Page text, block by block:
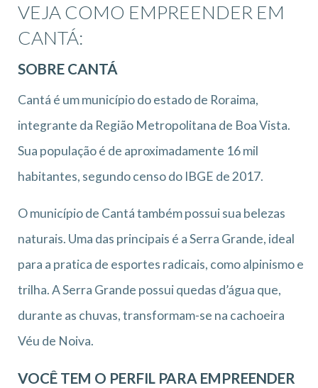
VEJA COMO EMPREENDER EM
CANTÁ:
SOBRE CANTÁ
Cantá é um município do estado de Roraima,
integrante da Região Metropolitana de Boa Vista.
Sua população é de aproximadamente 16 mil
habitantes, segundo censo do IBGE de 2017.
O município de Cantá também possui sua belezas
naturais. Uma das principais é a Serra Grande, ideal
para a pratica de esportes radicais, como alpinismo e
trilha. A Serra Grande possui quedas d’água que,
durante as chuvas, transformam-se na cachoeira
Véu de Noiva.
VOCÊ TEM O PERFIL PARA EMPREENDER